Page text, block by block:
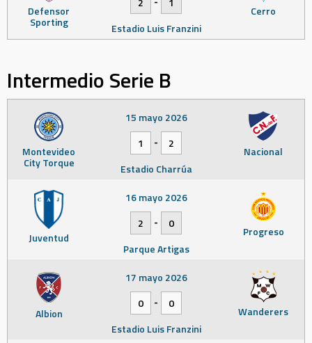
Defensor
Sporting
Cerro
Estadio Luis Franzini
Intermedio Serie B
Montevideo
City Torque
Nacional
15 mayo 2026
1
-
2
Estadio Charrúa
Juventud Progreso
16 mayo 2026
2
-
0
Parque Artigas
Albion Wanderers
17 mayo 2026
0
-
0
Estadio Luis Franzini